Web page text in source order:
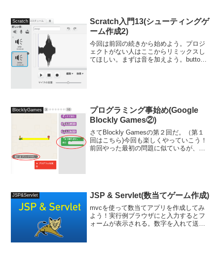
３．当たっ...
Scratch
Scratch入門13(シューティングゲ
ーム作成2)
今回は前回の続きから始めよう。プロジ
ェクトがない人はここからリミックスし
てほしい。まずは音を加えよう。button2
BlocklyGames
プログラミング事始め(Google
Blockly Games②)
さてBlockly Gamesの第２回だ。（第１
回はこちら)今回も楽しくやっていこう！
前回やった最初の問題に似ているが、少
JSP&Servlet JSP & Servlet(数当てゲーム作成)
mvcを使って数当てアプリを作成してみ
よう！実行例ブラウザにと入力するとフ
ォームが表示される。数字を入れて送